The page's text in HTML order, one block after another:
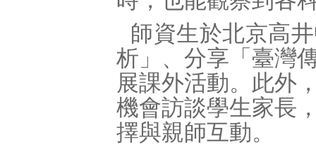
師資生於北京高
析」、分享「臺灣
展課外活動。此外
機會訪談學生家長
擇與親師互動。